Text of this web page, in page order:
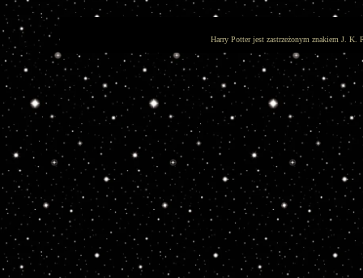
Harry Potter jest zastrzeżonym znakiem J. K.